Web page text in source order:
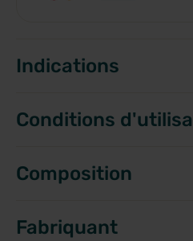
Indications
Conditions
Composition
Fabriquant